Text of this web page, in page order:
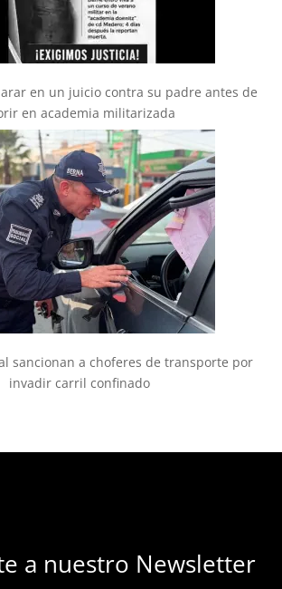
en un juicio contra su padre antes de
en academia militarizada
sancionan a choferes de transporte por
invadir carril confinado
a nuestro Newsletter